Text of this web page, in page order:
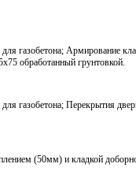
газобетона; Армирование
обработанный грунтовкой.
газобетона; Перекрытия
(50мм) и кладкой